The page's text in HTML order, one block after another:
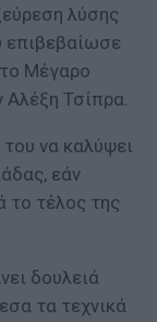
λύσης
επιβεβαίωσε
Μέγαρο
Αλέξη Τσίπρα.
να καλύψει
εάν
το τέλος της
δουλειά
τα τεχνικά